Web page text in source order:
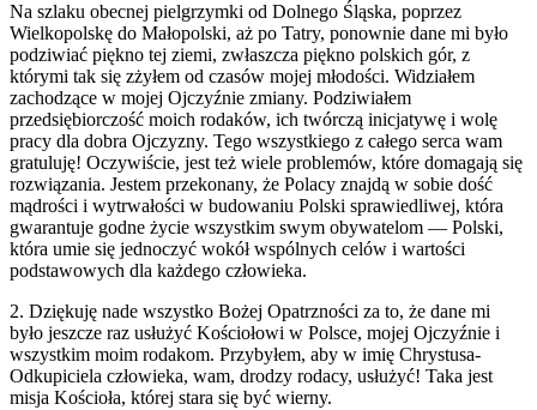
Na szlaku obecnej pielgrzymki od Dolnego Śląska, poprzez
Wielkopolskę do Małopolski, aż po Tatry, ponownie dane mi było
podziwiać piękno tej ziemi, zwłaszcza piękno polskich gór, z
którymi tak się zżyłem od czasów mojej młodości. Widziałem
zachodzące w mojej Ojczyźnie zmiany. Podziwiałem
przedsiębiorczość moich rodaków, ich twórczą inicjatywę i wolę
pracy dla dobra Ojczyzny. Tego wszystkiego z całego serca wam
gratuluję! Oczywiście, jest też wiele problemów, które domagają się
rozwiązania. Jestem przekonany, że Polacy znajdą w sobie dość
mądrości i wytrwałości w budowaniu Polski sprawiedliwej, która
gwarantuje godne życie wszystkim swym obywatelom — Polski,
która umie się jednoczyć wokół wspólnych celów i wartości
podstawowych dla każdego człowieka.
2. Dziękuję nade wszystko Bożej Opatrzności za to, że dane mi
było jeszcze raz usłużyć Kościołowi w Polsce, mojej Ojczyźnie i
wszystkim moim rodakom. Przybyłem, aby w imię Chrystusa-
Odkupiciela człowieka, wam, drodzy rodacy, usłużyć! Taka jest
misja Kościoła, której stara się być wierny.